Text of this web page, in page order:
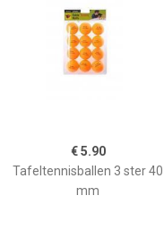
€ 5.90
Tafeltennisballen 3 ster 40
mm